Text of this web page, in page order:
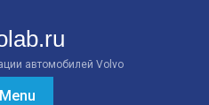
автомобилей Volvo
Menu